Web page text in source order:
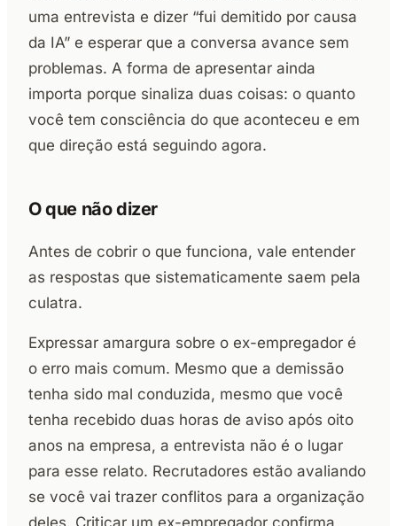
uma entrevista e dizer “fui demitido por causa
da IA” e esperar que a conversa avance sem
problemas. A forma de apresentar ainda
importa porque sinaliza duas coisas: o quanto
você tem consciência do que aconteceu e em
que direção está seguindo agora.
O que não dizer
Antes de cobrir o que funciona, vale entender
as respostas que sistematicamente saem pela
culatra.
Expressar amargura sobre o ex-empregador é
o erro mais comum. Mesmo que a demissão
tenha sido mal conduzida, mesmo que você
tenha recebido duas horas de aviso após oito
anos na empresa, a entrevista não é o lugar
para esse relato. Recrutadores estão avaliando
se você vai trazer conflitos para a organização
deles. Criticar um ex-empregador confirma